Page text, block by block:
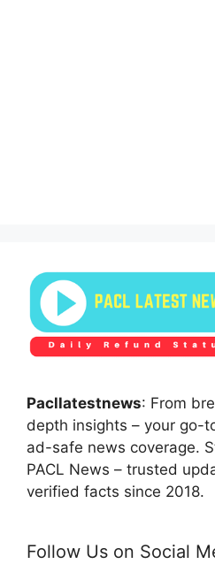
Pacllatestnews: From
depth insights – your go-
ad-safe news coverage.
PACL News – trusted
verified facts since 2018.
Follow Us on Social